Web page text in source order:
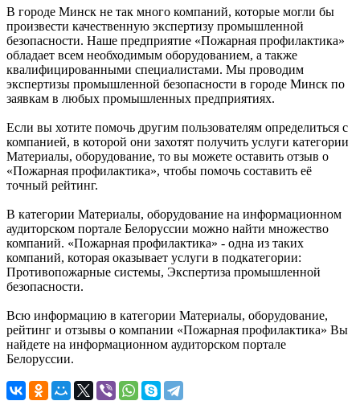
В городе Минск не так много компаний, которые могли бы
произвести качественную экспертизу промышленной
безопасности. Наше предприятие «Пожарная профилактика»
обладает всем необходимым оборудованием, а также
квалифицированными специалистами. Мы проводим
экспертизы промышленной безопасности в городе Минск по
заявкам в любых промышленных предприятиях.
Если вы хотите помочь другим пользователям определиться с
компанией, в которой они захотят получить услуги категории
Материалы, оборудование, то вы можете оставить отзыв о
«Пожарная профилактика», чтобы помочь составить её
точный рейтинг.
В категории Материалы, оборудование на информационном
аудиторском портале Белоруссии можно найти множество
компаний. «Пожарная профилактика» - одна из таких
компаний, которая оказывает услуги в подкатегории:
Противопожарные системы, Экспертиза промышленной
безопасности.
Всю информацию в категории Материалы, оборудование,
рейтинг и отзывы о компании «Пожарная профилактика» Вы
найдете на информационном аудиторском портале
Белоруссии.